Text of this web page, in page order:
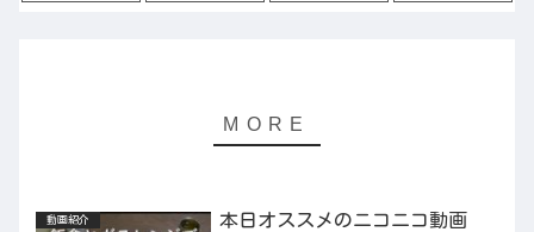
動画紹介
本日オススメのニコニコ動画